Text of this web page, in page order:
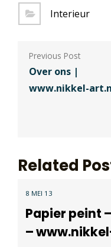
Interieur
Over ons |
www.nikkel-
Related
8 MEI 13
Papier peint
–